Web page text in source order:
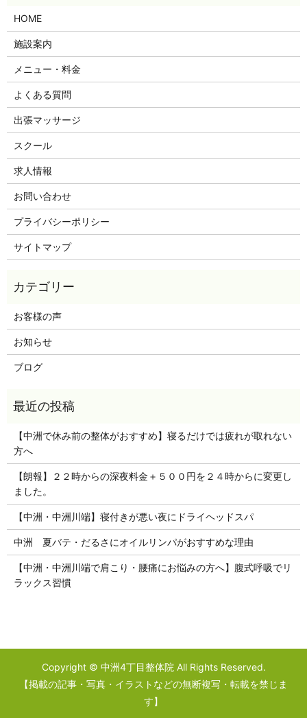
HOME
施設案内
メニュー・料金
よくある質問
出張マッサージ
スクール
求人情報
お問い合わせ
プライバシーポリシー
サイトマップ
お客様の声
お知らせ
ブログ
【中洲で休み前の整体がおすすめ】寝るだけでは疲れが取れない
方へ
【朗報】２２時からの深夜料金＋５００円を２４時からに変更し
ました。
【中洲・中洲川端】寝付きが悪い夜にドライヘッドスパ
中洲 夏バテ・だるさにオイルリンパがおすすめな理由
【中洲・中洲川端で肩こり・腰痛にお悩みの方へ】腹式呼吸でリ
ラックス習慣
Copyright © 中洲4丁目整体院 All Rights Reserved.
【掲載の記事・写真・イラストなどの無断複写・転載を禁じま
す】